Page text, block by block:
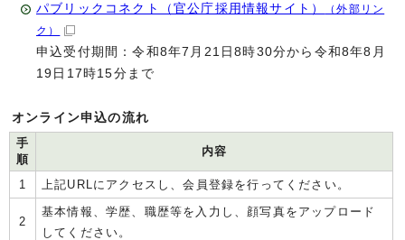
パブリックコネクト（官公庁採用情報サイト）
（外部リン
ク）
申込受付期間：令和8年7月21日8時30分から令和8年8月
19日17時15分まで
オンライン申込の流れ
手
順
内容
1 上記URLにアクセスし、会員登録を行ってください。
2
基本情報、学歴、職歴等を入力し、顔写真をアップロード
してください。